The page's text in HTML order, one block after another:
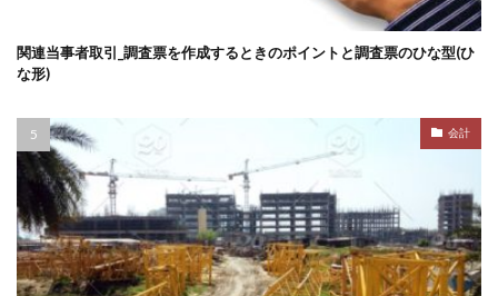
関連当事者取引_調査票を作成するときのポイントと調査票のひな型(ひ
な形)
会計